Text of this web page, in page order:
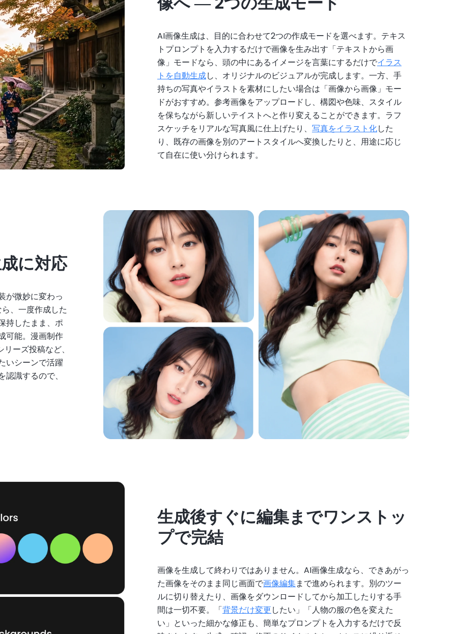
AI画像生成は、目的に合わせて2つの作成モードを選べます。テキス
トプロンプトを入力するだけで画像を生み出す「テキストから画
像」モードなら、頭の中にあるイメージを言葉にするだけでイラス
トを自動生成し、オリジナルのビジュアルが完成します。一方、手
持ちの写真やイラストを素材にしたい場合は「画像から画像」モー
ドがおすすめ。参考画像をアップロードし、構図や色味、スタイル
を保ちながら新しいテイストへと作り変えることができます。ラフ
スケッチをリアルな写真風に仕上げたり、 写真をイラスト化した
り、既存の画像を別のアートスタイルへ変換したりと、用途に応じ
て自在に使い分けられます。
に対応
が微妙に変わっ
、一度作成した
持したまま、ポ
可能。漫画制作
ーズ投稿など、
いシーンで活躍
識するので、
生成後すぐに編集までワンストッ
プで完結
画像を生成して終わりではありません。AI画像生成なら、できあがっ
た画像をそのまま同じ画面で画像編集まで進められます。別のツー
ルに切り替えたり、画像をダウンロードしてから加工したりする手
間は一切不要。「背景だけ変更したい」「人物の服の色を変えた
い」といった細かな修正も、簡単なプロンプトを入力するだけで反